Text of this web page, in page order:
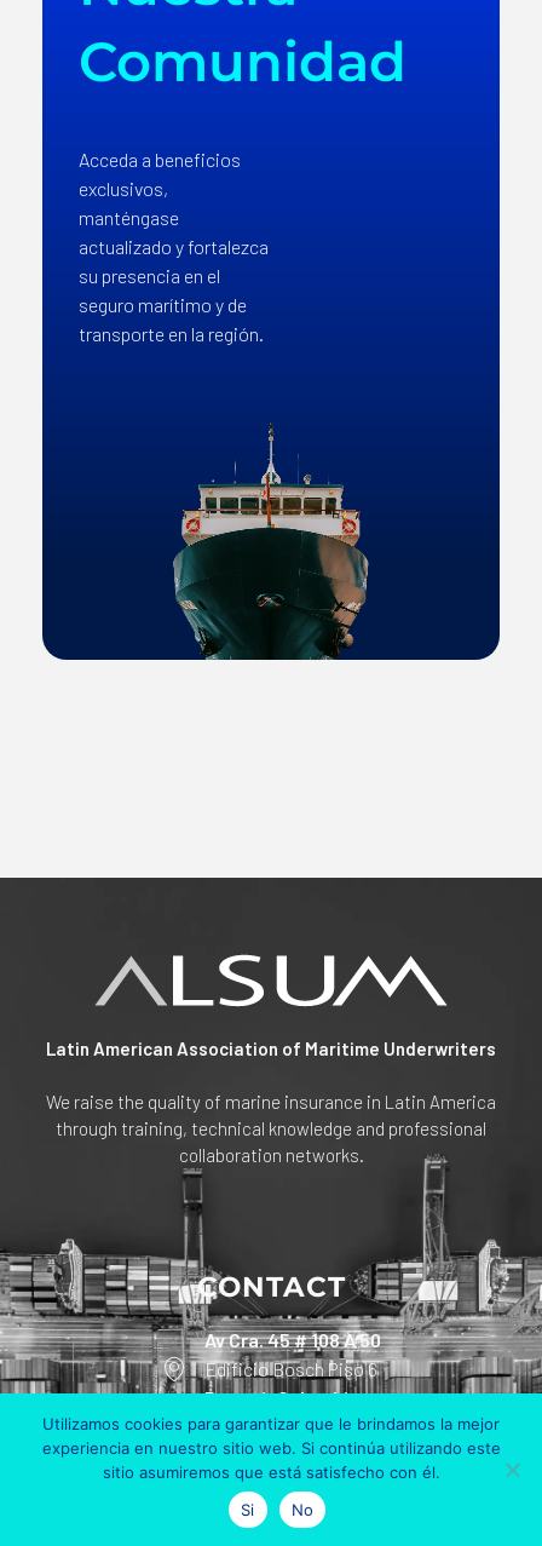
Comunidad
Acceda a beneficios
exclusivos,
manténgase
actualizado y fortalezca
su presencia en el
seguro marítimo y de
transporte en la región.
Latin American Association of Maritime Underwriters
We raise the quality of marine insurance in Latin America
through training, technical knowledge and professional
collaboration networks.
CONTACT
Av Cra. 45 # 108 A 50
Edificio Bosch Piso 6
Bogotá, Colombia
+57 311 801 90 30
info@alsum.co
Utilizamos cookies para garantizar que le brindamos la mejor
experiencia en nuestro sitio web. Si continúa utilizando este
sitio asumiremos que está satisfecho con él.
Si
No